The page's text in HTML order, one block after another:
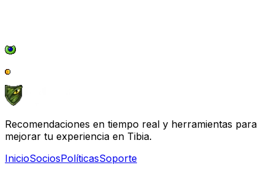
Recomendaciones en tiempo real y herramientas para
mejorar tu experiencia en Tibia.
InicioSociosPolíticasSoporte